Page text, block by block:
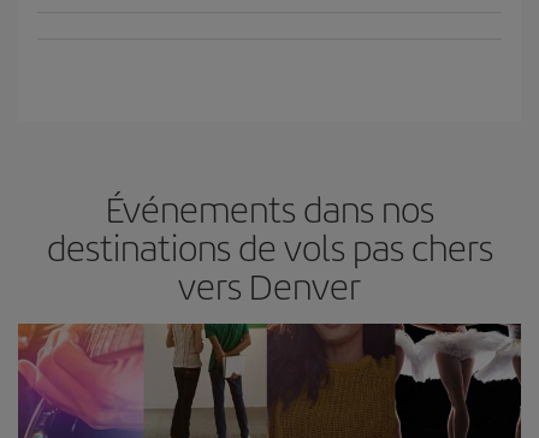
Événements dans nos
destinations de vols pas chers
vers Denver